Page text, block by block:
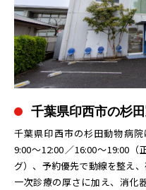
千葉県印西市の杉
千葉県印西市の杉田動物病
9:00〜12:00／16:00〜19:00
グ）、予約優先で動線を整え
一次診療の厚さに加え、消化